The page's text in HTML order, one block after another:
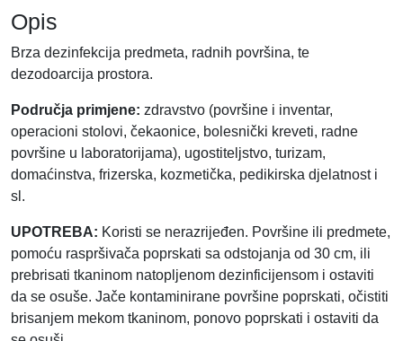
l
č
i
Opis
Brza dezinfekcija predmeta, radnih površina, te
dezodoarcija prostora.
Područja primjene: zdravstvo (površine i inventar,
operacioni stolovi, čekaonice, bolesnički kreveti, radne
površine u laboratorijama), ugostiteljstvo, turizam,
domaćinstva, frizerska, kozmetička, pedikirska djelatnost i
sl.
UPOTREBA: Koristi se nerazrijeđen. Površine ili predmete,
pomoću raspršivača poprskati sa odstojanja od 30 cm, ili
prebrisati tkaninom natopljenom dezinficijensom i ostaviti
da se osuše. Jače kontaminirane površine poprskati, očistiti
brisanjem mekom tkaninom, ponovo poprskati i ostaviti da